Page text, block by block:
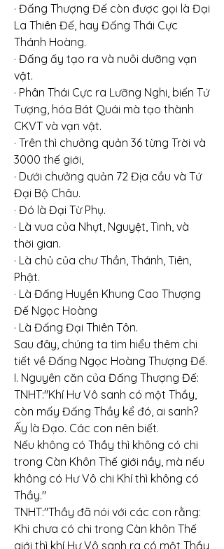
· Đấng Thượng Đế còn được gọi là Đại
La Thiên Đế, hay Đấng Thái Cực
Thánh Hoàng.
· Đấng ấy tạo ra và nuôi dưỡng vạn
vật.
· Phân Thái Cực ra Lưỡng Nghi, biến Tứ
Tượng, hóa Bát Quái mà tạo thành
CKVT và vạn vật.
· Trên thì chưởng quản 36 từng Trời và
3000 thế giới,
· Dưới chưởng quản 72 Địa cầu và Tứ
Đại Bộ Châu.
· Đó là Đại Từ Phụ.
· Là vua của Nhựt, Nguyệt, Tinh, và
thời gian.
· Là chủ của chư Thần, Thánh, Tiên,
Phật.
· Là Đấng Huyền Khung Cao Thượng
Đế Ngọc Hoàng
· Là Đấng Đại Thiên Tôn.
Sau đây, chúng ta tìm hiểu thêm chi
tiết về Đấng Ngọc Hoàng Thượng Đế.
I. Nguyên căn của Đấng Thượng Đế:
TNHT:"Khí Hư Vô sanh có một Thầy,
còn mấy Đấng Thầy kể đó, ai sanh?
Ấy là Đạo. Các con nên biết.
Nếu không có Thầy thì không có chi
trong Càn Khôn Thế giới nầy, mà nếu
không có Hư Vô chi Khí thì không có
Thầy."
TNHT:"Thầy đã nói với các con rằng:
Khi chưa có chi trong Càn khôn Thế
giới thì khí Hư Vô sanh ra có một Thầy